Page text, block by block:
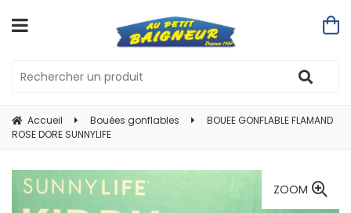
Accueil Bouées gonflables
BOUEE GONFLABLE FLAMAND
ROSE DORE SUNNYLIFE
ZOOM